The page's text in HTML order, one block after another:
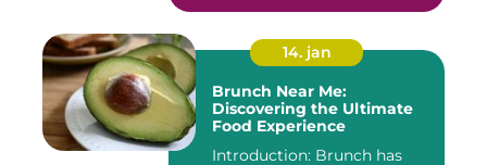
14. jan
Brunch Near Me:
Discovering the Ultimate
Food Experience
Introduction: Brunch has